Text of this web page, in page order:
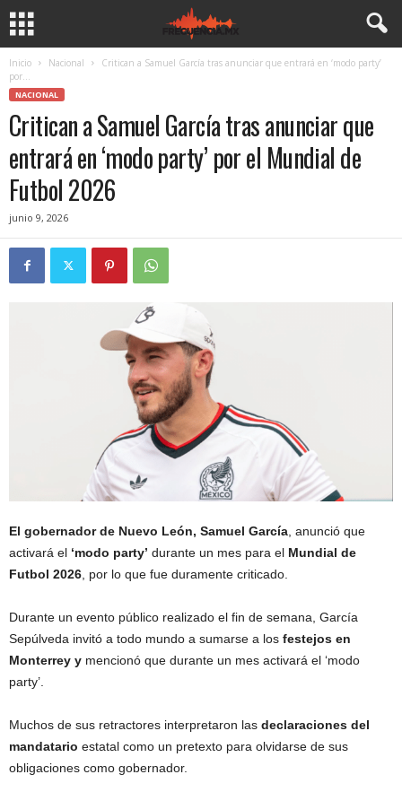
Inicio Nacional
Critican a Samuel García tras anunciar que entrará en ‘modo party’
por...
NACIONAL
Critican a Samuel García tras anunciar que
entrará en ‘modo party’ por el Mundial de
Futbol 2026
junio 9, 2026
El gobernador de Nuevo León, Samuel García , anunció que
activará el ‘modo party’ durante un mes para el Mundial de
Futbol 2026 , por lo que fue duramente criticado.
Durante un evento público realizado el fin de semana, García
Sepúlveda invitó a todo mundo a sumarse a los festejos en
Monterrey y mencionó que durante un mes activará el ‘modo
party’.
Muchos de sus retractores interpretaron las declaraciones del
mandatario estatal como un pretexto para olvidarse de sus
obligaciones como gobernador.